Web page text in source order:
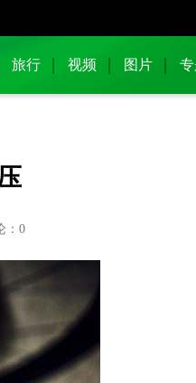
旅行 视频 图片
：0